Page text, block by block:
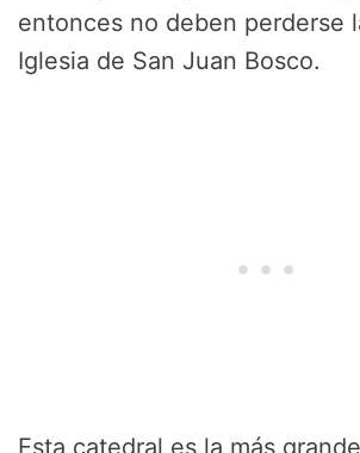
entonces no deben perderse
Iglesia de San Juan Bosco.
Esta catedral es la más